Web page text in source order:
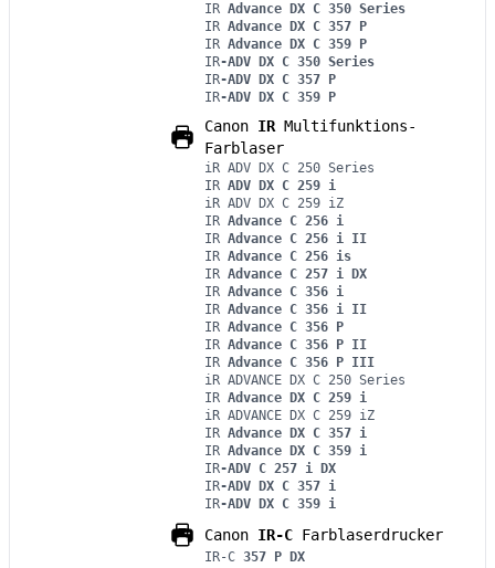
IR Advance DX C 350 Series
IR Advance DX C 357 P
IR Advance DX C 359 P
IR-ADV DX C 350 Series
IR-ADV DX C 357 P
IR-ADV DX C 359 P
Canon IR Multifunktions-
Farblaser
iR ADV DX C 250 Series
IR ADV DX C 259 i
iR ADV DX C 259 iZ
IR Advance C 256 i
IR Advance C 256 i II
IR Advance C 256 is
IR Advance C 257 i DX
IR Advance C 356 i
IR Advance C 356 i II
IR Advance C 356 P
IR Advance C 356 P II
IR Advance C 356 P III
iR ADVANCE DX C 250 Series
IR Advance DX C 259 i
iR ADVANCE DX C 259 iZ
IR Advance DX C 357 i
IR Advance DX C 359 i
IR-ADV C 257 i DX
IR-ADV DX C 357 i
IR-ADV DX C 359 i
Canon IR-C Farblaserdrucker
IR-C 357 P DX